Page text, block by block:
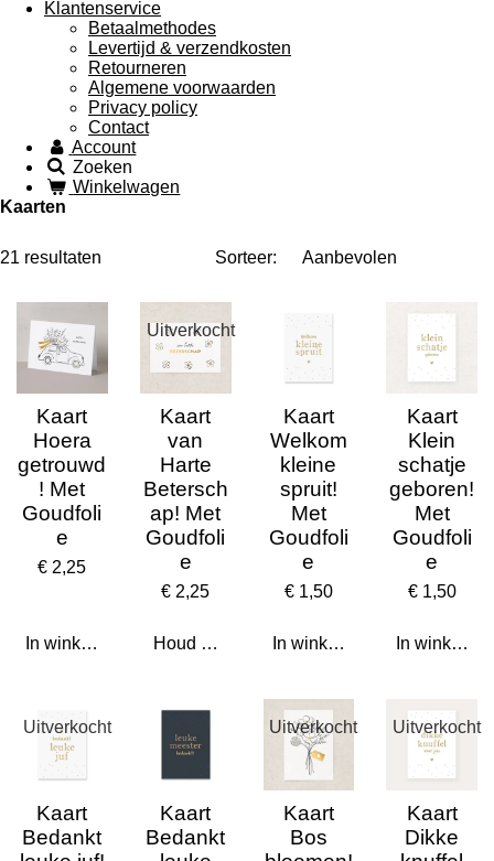
Klantenservice
Betaalmethodes
Levertijd & verzendkosten
Retourneren
Algemene voorwaarden
Privacy policy
Contact
Account
Zoeken
Winkelwagen
Kaarten
21 resultaten Sorteer:
Kaart
Hoera
getrouwd
! Met
Goudfoli
e
€ 2,25
In winkelwagen
Uitverkocht
Kaart
van
Harte
Betersch
ap! Met
Goudfoli
e
€ 2,25
Houd mij op de hoogte
Kaart
Welkom
kleine
spruit!
Met
Goudfoli
e
€ 1,50
In winkelwagen
Kaart
Klein
schatje
geboren!
Met
Goudfoli
e
€ 1,50
In
Uitverkocht
Kaart
Bedankt
Kaart
Bedankt
Uitverkocht
Kaart
Bos
Uitverkocht
Kaart
Dikke